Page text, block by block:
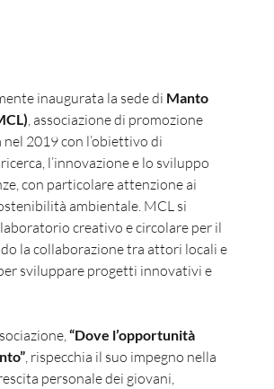
inaugurata la sede di Manto
, associazione di promozione
2019 con l’obiettivo di
l’innovazione e lo sviluppo
con particolare attenzione ai
ambientale. MCL si
creativo e circolare per il
la collaborazione tra attori locali e
sviluppare progetti innovativi e
“Dove l’opportunità
, rispecchia il suo impegno nella
personale dei giovani,